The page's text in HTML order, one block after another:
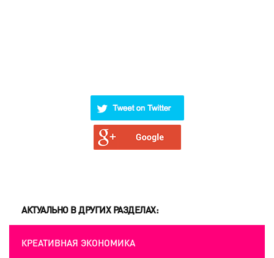
АКТУАЛЬНО В ДРУГИХ РАЗДЕЛАХ:
КРЕАТИВНАЯ ЭКОНОМИКА